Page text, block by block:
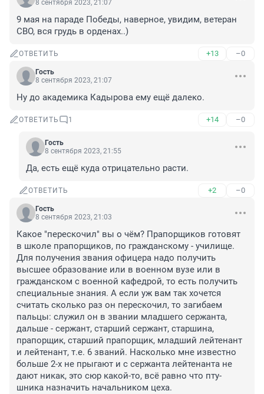
8 сентября 2023, 21:07
9 мая на параде Победы, наверное, увидим, ветеран
СВО, вся грудь в орденах..)
ОТВЕТИТЬ +13 –0
Гость
8 сентября 2023, 21:07
Ну до академика Кадырова ему ещё далеко.
ОТВЕТИТЬ 1 +14 –0
Гость
8 сентября 2023, 21:55
Да, есть ещё куда отрицательно расти.
ОТВЕТИТЬ +2 –0
Гость
8 сентября 2023, 21:03
Какое "перескочил" вы о чём? Прапорщиков готовят
в школе прапорщиков, по гражданскому - училище.
Для получения звания офицера надо получить
высшее образование или в военном вузе или в
гражданском с военной кафедрой, то есть получить
специальные знания. А если уж вам так хочется
считать сколько раз он перескочил, то загибаем
пальцы: служил он в звании младшего сержанта,
дальше - сержант, старший сержант, старшина,
прапорщик, старший прапорщик, младший лейтенант
и лейтенант, т.е. 6 званий. Насколько мне известно
больше 2-х не прыгают и с сержанта лейтенанта не
дают никак, это сюр какой-то, всё равно что пту-
шника назначить начальником цеха.